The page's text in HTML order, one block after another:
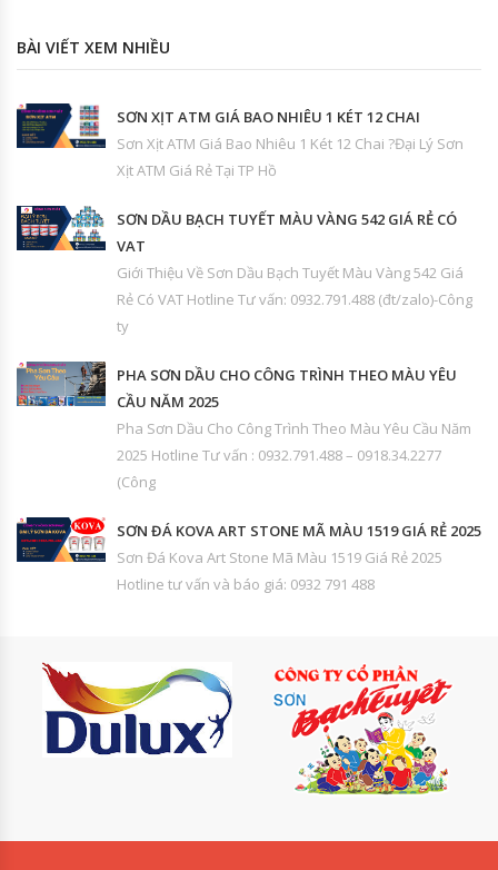
BÀI VIẾT XEM NHIỀU
SƠN XỊT ATM GIÁ BAO NHIÊU 1 KÉT 12 CHAI
Sơn Xịt ATM Giá Bao Nhiêu 1 Két 12 Chai ?Đại Lý Sơn
Xịt ATM Giá Rẻ Tại TP Hồ
SƠN DẦU BẠCH TUYẾT MÀU VÀNG 542 GIÁ RẺ CÓ
VAT
Giới Thiệu Về Sơn Dầu Bạch Tuyết Màu Vàng 542 Giá
Rẻ Có VAT Hotline Tư vấn: 0932.791.488 (đt/zalo)-Công
ty
PHA SƠN DẦU CHO CÔNG TRÌNH THEO MÀU YÊU
CẦU NĂM 2025
Pha Sơn Dầu Cho Công Trình Theo Màu Yêu Cầu Năm
2025 Hotline Tư vấn : 0932.791.488 – 0918.34.2277
(Công
SƠN ĐÁ KOVA ART STONE MÃ MÀU 1519 GIÁ RẺ 2025
Sơn Đá Kova Art Stone Mã Màu 1519 Giá Rẻ 2025
Hotline tư vấn và báo giá: 0932 791 488